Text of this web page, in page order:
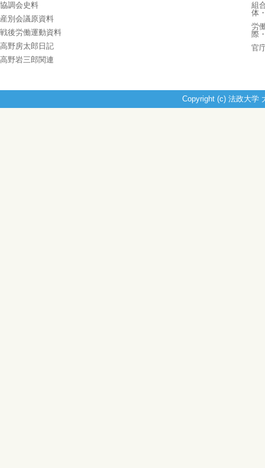
協調会史料
産別会議原資料
戦後労働運動資料
高野房太郎日記
高野岩三郎関連
組
体
労
際
官
Copyright (c) 法政大学